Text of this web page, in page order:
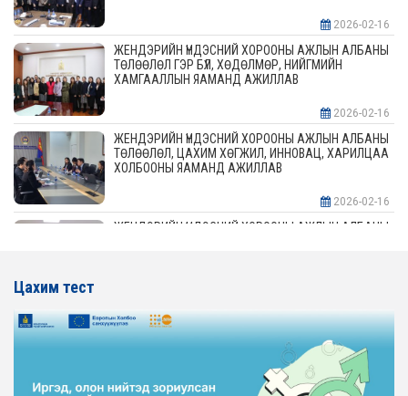
2026-02-16
ЖЕНДЭРИЙН ҮНДЭСНИЙ ХОРООНЫ АЖЛЫН АЛБАНЫ
ТӨЛӨӨЛӨЛ ГЭР БҮЛ, ХӨДӨЛМӨР, НИЙГМИЙН
ХАМГААЛЛЫН ЯАМАНД АЖИЛЛАВ
2026-02-16
ЖЕНДЭРИЙН ҮНДЭСНИЙ ХОРООНЫ АЖЛЫН АЛБАНЫ
ТӨЛӨӨЛӨЛ, ЦАХИМ ХӨГЖИЛ, ИННОВАЦ, ХАРИЛЦАА
ХОЛБООНЫ ЯАМАНД АЖИЛЛАВ
2026-02-16
ЖЕНДЭРИЙН ҮНДЭСНИЙ ХОРООНЫ АЖЛЫН АЛБАНЫ
ЖЕНДЭРИЙН ҮНДЭСНИЙ ХОРООНЫ АЖЛЫН АЛБАНЫ
ТӨЛӨӨЛӨЛ ХОТ БАЙГУУЛАЛТ, БАРИЛГА, ОРОН
СУУЦЖУУЛАЛТЫН ЯАМАНД АЖИЛЛАВ
2026-02-16
Цахим тест